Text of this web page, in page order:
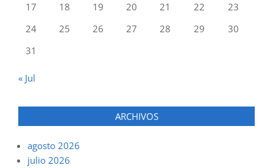
17
18 19 20 21 22
23
24
25 26 27 28 29
30
31
« Jul
ARCHIVOS
agosto 2026
julio 2026